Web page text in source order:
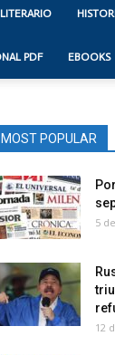
PDF EBOOKS
MOST POPULAR
5
12